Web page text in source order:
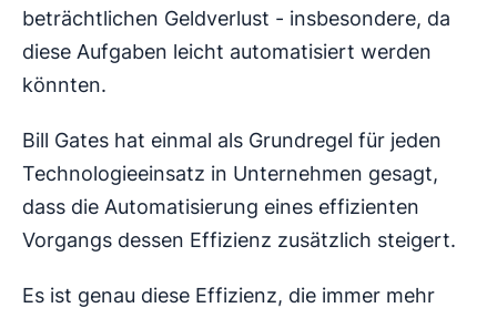
beträchtlichen Geldverlust - insbesondere, da
diese Aufgaben leicht automatisiert werden
könnten.
Bill Gates hat einmal als Grundregel für jeden
Technologieeinsatz in Unternehmen gesagt,
dass die Automatisierung eines effizienten
Vorgangs dessen Effizienz zusätzlich steigert.
Es ist genau diese Effizienz, die immer mehr